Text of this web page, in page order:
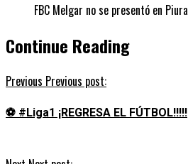
FBC Melgar no se presentó en Piura
Continue Reading
Previous Previous post:
⚽️ #Liga1 ¡REGRESA EL FÚTBOL!!!!!